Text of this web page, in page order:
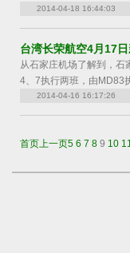
2014-04-18 16:44:03
台湾长荣航空4月17
从石家庄机场了解到，
4、7执行两班，由MD83
2014-04-16 16:17:26
首页上一页5 6 7 8 9 10